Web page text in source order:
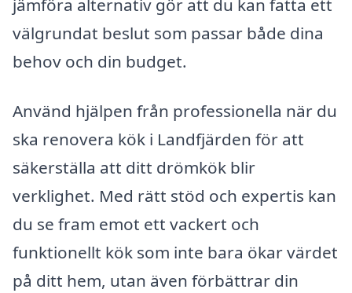
jämföra alternativ gör att du kan fatta ett
välgrundat beslut som passar både dina
behov och din budget.
Använd hjälpen från professionella när du
ska renovera kök i Landfjärden för att
säkerställa att ditt drömkök blir
verklighet. Med rätt stöd och expertis kan
du se fram emot ett vackert och
funktionellt kök som inte bara ökar värdet
på ditt hem, utan även förbättrar din